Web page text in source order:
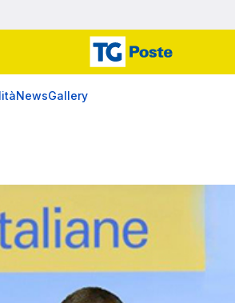
NewsGallery